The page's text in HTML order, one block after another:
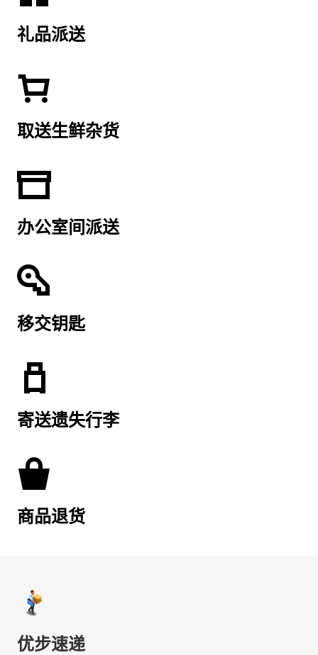
礼品派送
取送生鲜杂货
办公室间派送
移交钥匙
寄送遗失行李
商品退货
优步速递